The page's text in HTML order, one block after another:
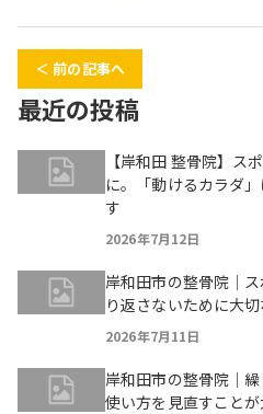
＜ 前の記事へ
最近の投稿
【岸和田 整骨院】ス
に。「動けるカラダ
す
2026年7月12日
岸和田市の整骨院｜
り返さないために大
2026年7月11日
岸和田市の整骨院｜
使い方を見直すこと